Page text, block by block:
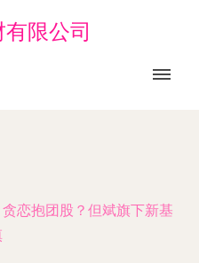
限公司
贪恋抱团股？但斌旗下新基